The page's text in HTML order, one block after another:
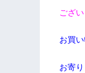
ござい
お買
お寄り